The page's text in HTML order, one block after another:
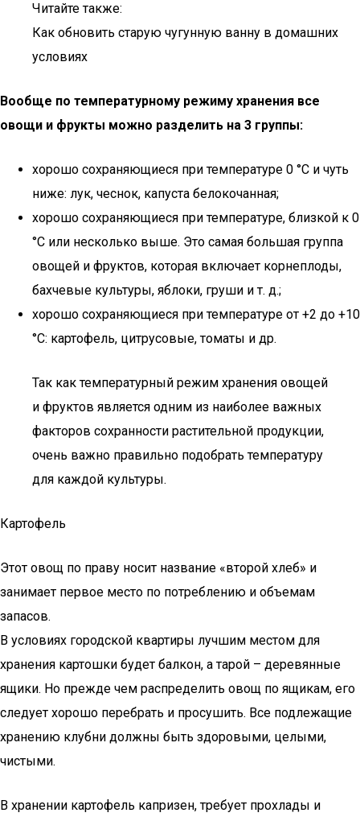
Читайте также:
Как обновить старую чугунную ванну в домашних
условиях
Вообще по температурному режиму хранения все
овощи и фрукты можно разделить на 3 группы:
хорошо сохраняющиеся при температуре 0 °С и чуть
ниже: лук, чеснок, капуста белокочанная;
хорошо сохраняющиеся при температуре, близкой к 0
°С или несколько выше. Это самая большая группа
овощей и фруктов, которая включает корнеплоды,
бахчевые культуры, яблоки, груши и т. д.;
хорошо сохраняющиеся при температуре от +2 до +10
°С: картофель, цитрусовые, томаты и др.
Так как температурный режим хранения овощей
и фруктов является одним из наиболее важных
факторов сохранности растительной продукции,
очень важно правильно подобрать температуру
для каждой культуры.
Картофель
Этот овощ по праву носит название «второй хлеб» и
занимает первое место по потреблению и объемам
запасов.
В условиях городской квартиры лучшим местом для
хранения картошки будет балкон, а тарой – деревянные
ящики. Но прежде чем распределить овощ по ящикам, его
следует хорошо перебрать и просушить. Все подлежащие
хранению клубни должны быть здоровыми, целыми,
чистыми.
В хранении картофель капризен, требует прохлады и